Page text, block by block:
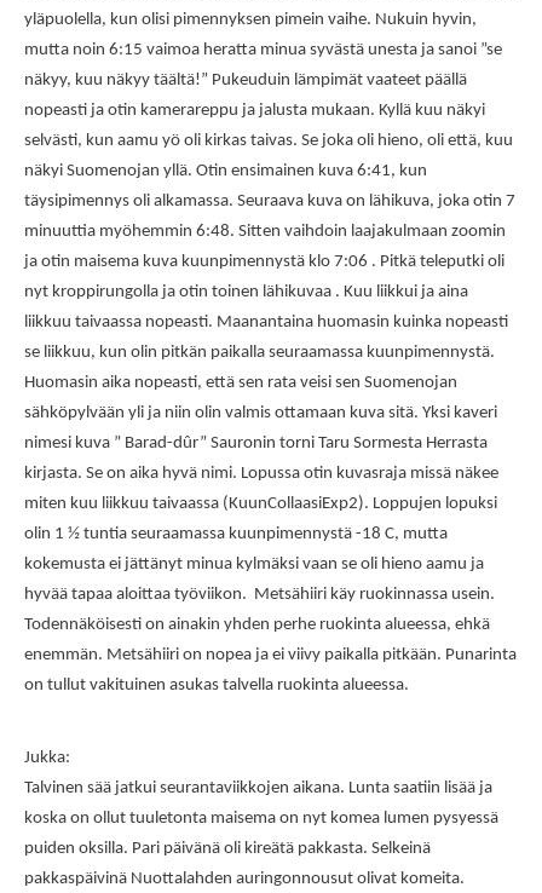
yläpuolella, kun olisi pimennyksen pimein vaihe. Nukuin hyvin,
mutta noin 6:15 vaimoa heratta minua syvästä unesta ja sanoi ”se
näkyy, kuu näkyy täältä!” Pukeuduin lämpimät vaateet päällä
nopeasti ja otin kamerareppu ja jalusta mukaan. Kyllä kuu näkyi
selvästi, kun aamu yö oli kirkas taivas. Se joka oli hieno, oli että, kuu
näkyi Suomenojan yllä. Otin ensimainen kuva 6:41, kun
täysipimennys oli alkamassa. Seuraava kuva on lähikuva, joka otin 7
minuuttia myöhemmin 6:48. Sitten vaihdoin laajakulmaan zoomin
ja otin maisema kuva kuunpimennystä klo 7:06 . Pitkä teleputki oli
nyt kroppirungolla ja otin toinen lähikuvaa . Kuu liikkui ja aina
liikkuu taivaassa nopeasti. Maanantaina huomasin kuinka nopeasti
se liikkuu, kun olin pitkän paikalla seuraamassa kuunpimennystä.
Huomasin aika nopeasti, että sen rata veisi sen Suomenojan
sähköpylvään yli ja niin olin valmis ottamaan kuva sitä. Yksi kaveri
nimesi kuva ” Barad-dûr” Sauronin torni Taru Sormesta Herrasta
kirjasta. Se on aika hyvä nimi. Lopussa otin kuvasraja missä näkee
miten kuu liikkuu taivaassa (KuunCollaasiExp2). Loppujen lopuksi
olin 1 ½ tuntia seuraamassa kuunpimennystä -18 C, mutta
kokemusta ei jättänyt minua kylmäksi vaan se oli hieno aamu ja
hyvää tapaa aloittaa työviikon. Metsähiiri käy ruokinnassa usein.
Todennäköisesti on ainakin yhden perhe ruokinta alueessa, ehkä
enemmän. Metsähiiri on nopea ja ei viivy paikalla pitkään. Punarinta
on tullut vakituinen asukas talvella ruokinta alueessa.
Jukka:
Talvinen sää jatkui seurantaviikkojen aikana. Lunta saatiin lisää ja
koska on ollut tuuletonta maisema on nyt komea lumen pysyessä
puiden oksilla. Pari päivänä oli kireätä pakkasta. Selkeinä
pakkaspäivinä Nuottalahden auringonnousut olivat komeita.